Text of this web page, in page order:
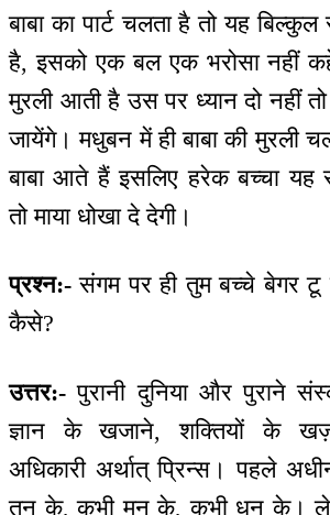
बाबा का पार्ट चलता है तो यह बिल्कुल
है, इसको एक बल एक भरोसा नहीं
मुरली आती है उस पर ध्यान दो नहीं
जायेंगे। मधुबन में ही बाबा की मुरली
बाबा आते हैं इसलिए हरेक बच्चा यह
तो माया धोखा दे देगी।
प्रश्न:- संगम पर ही तुम बच्चे बेगर टू
कैसे?
उत्तर:- पुरानी दुनिया और पुराने
ज्ञान के खजाने, शक्तियों के
अधिकारी अर्थात् प्रिन्स। पहले
तन के, कभी मन के, कभी धन के।